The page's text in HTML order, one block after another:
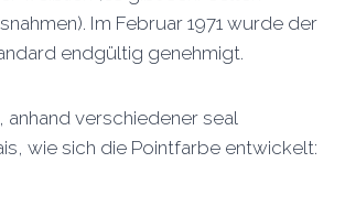
Im Februar 1971 wurde der
endgültig genehmigt.
anhand verschiedener seal
wie sich die Pointfarbe entwickelt: